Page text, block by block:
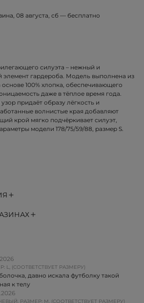
08 августа, сб — бесплатно
силуэта – нежный и
элемент гардероба. Модель выполнена из
100% хлопка, обеспечивающего
даже в тёплое время года.
придаёт образу лёгкость и
волнистые края добавляют
крой мягко подчёркивает силуэт,
модели 178/75/59/88, размер S.
L, (СООТВЕТСТВУЕТ РАЗМЕРУ)
давно искала футболку такой
к телу
РАЗМЕР: M, (СООТВЕТСТВУЕТ РАЗМЕРУ)